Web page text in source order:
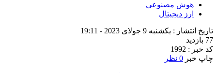
هوش مصنوعی
ارز دیجیتال
تاریخ انتشار : یکشنبه 9 جولای 2023 - 19:11
77 بازدید
کد خبر : 1992
چاپ خبر 0 نظر